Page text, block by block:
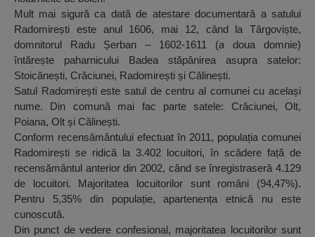
Mult mai sigură ca dată de atestare documentară a satului
Radomirești este anul 1606, mai 12, când la Târgoviște,
domnitorul Radu Șerban – 1602-1611 (a doua domnie)
întărește paharnicului Badea stăpânirea asupra satelor:
Stoicănești, Crăciunei, Radomirești și Călinești.
Satul Radomirești este satul de centru al comunei cu același
nume. Din comună mai fac parte satele: Crăciunei, Olt,
Poiana, Olt și Călinești.
Conform recensământului efectuat în 2011, populația comunei
Radomirești se ridică la 3.402 locuitori, în scădere față de
recensământul anterior din 2002, când se înregistraseră 4.129
de locuitori. Majoritatea locuitorilor sunt români (94,47%).
Pentru 5,35% din populație, apartenența etnică nu este
cunoscută.
Din punct de vedere confesional, majoritatea locuitorilor sunt